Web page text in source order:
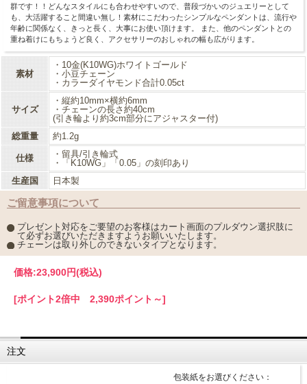
群です！！どんなスタイルにも合わせやすいので、普段づかいのジュエリーとして
も、大活躍すること間違い無し！素材にこだわったシンプルなペンダントは、流行や
年齢に関係なく、きっと長く、大事にお使い頂けます。 また、他のペンダントとの
重ね着けにもちょうど良く、アクセサリーのおしゃれの幅も広がります。
素材
・10金(K10WG)ホワイトゴールド
・小豆チェーン
・カラーダイヤモンド合計0.05ct
サイズ
・縦約10mm×横約6mm
・チェーンの長さ約40cm
(引き輪より約3cm部分にアジャスター付)
総重量
約1.2g
仕様
・留具/引き輪式
・「K10WG」「0.05」の刻印あり
生産国
日本製
ご留意事項について
プレゼント対応をご要望のお客様はカート画面のプルダウン選択肢に
て必ずお選びいただきますようお願いいたします。
チェーンは取り外しのできないタイプとなります。
価格:23,900円(税込)
[ポイント2倍中 2,390ポイント～]
注文
包装紙をお選びください：